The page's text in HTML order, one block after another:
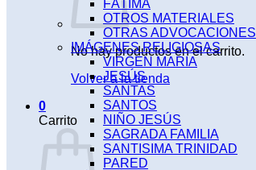
No hay productos en el carrito.
Volver a la tienda
0
Carrito
FÁTIMA
OTROS MATERIALES
OTRAS ADVOCACIONES
IMÁGENES RELIGIOSAS
VIRGEN MARIA
JESÚS
SANTAS
SANTOS
NIÑO JESÚS
SAGRADA FAMILIA
SANTISIMA TRINIDAD
PARED